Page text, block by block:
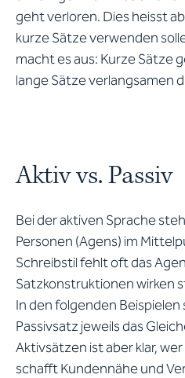
geht verloren. Dies heisst
kurze Sätze verwenden
macht es aus: Kurze Sätze
lange Sätze verlangsamen
Aktiv vs. Passiv
Bei der aktiven Sprache
Personen (Agens) im
Schreibstil fehlt oft das
Satzkonstruktionen wirken
In den folgenden
Passivsatz jeweils das
Aktivsätzen ist aber klar,
schafft Kundennähe und